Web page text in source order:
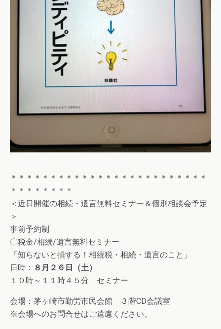
＊＊＊＊＊＊＊＊＊＊＊＊＊＊＊＊＊＊＊＊＊＊＊＊＊
＊＊＊＊＊＊＊＊
＜近日開催の相続・遺言無料セミナー＆個別相談会予定
＞
事前予約制
〇税金/相続/遺言無料セミナー
「知らないと損する！相続税・相続・遺言のこと」
日時： ８月２６日（土）
１０時～１１時４５分 セミナー
会場：茅ヶ崎市勤労市民会館 ３階CD会議室
※会場へのお問合せはご遠慮ください。